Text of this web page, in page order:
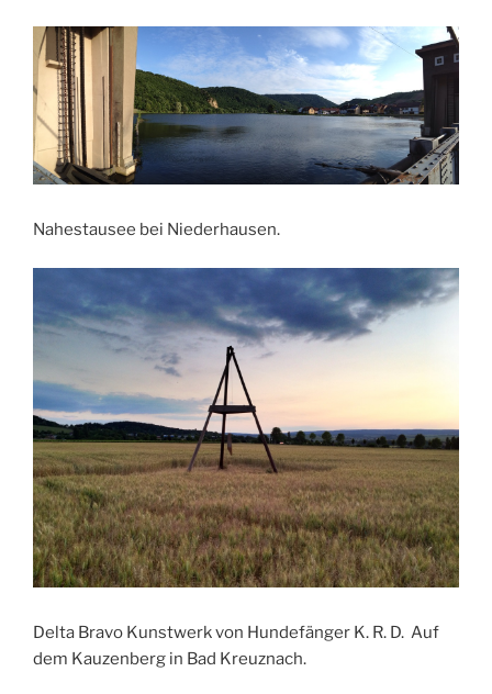
Nahestausee bei Niederhausen.
Delta Bravo Kunstwerk von Hundefänger K. R. D. Auf
dem Kauzenberg in Bad Kreuznach.